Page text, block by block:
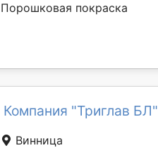
Порошковая покраска
Компания "Триглав БЛ"
Винница